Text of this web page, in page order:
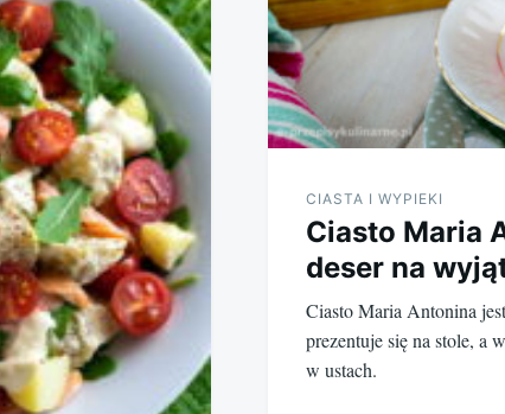
CIASTA I WYPIEKI
Ciasto Maria
deser na
Ciasto Maria Antonina
prezentuje się na stole, a
w ustach.